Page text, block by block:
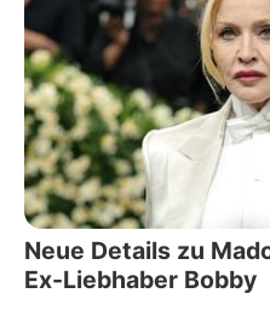
Neue Details zu
Ex-Liebhaber Bobby